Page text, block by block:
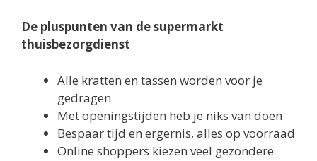
De pluspunten van de supermarkt
thuisbezorgdienst
Alle kratten en tassen worden voor je
gedragen
Met openingstijden heb je niks van doen
Bespaar tijd en ergernis, alles op voorraad
Online shoppers kiezen veel gezondere